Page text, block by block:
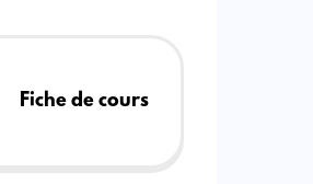
Fiche de cours